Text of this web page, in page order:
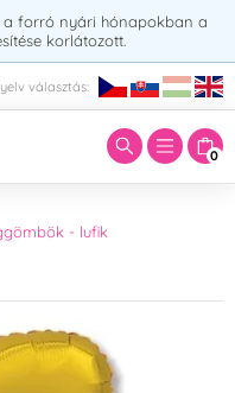
forró nyári hónapokban a
korlátozott.
választás:
0
- lufik